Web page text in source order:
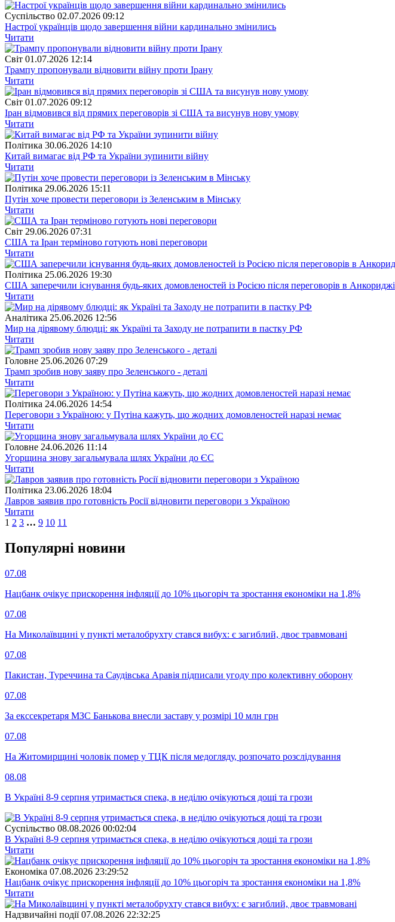
Суспiльство 02.07.2026 09:12
Настрої українців щодо завершення війни кардинально змінились
Читати
Свiт 01.07.2026 12:14
Трампу пропонували відновити війну проти Ірану
Читати
Свiт 01.07.2026 09:12
Іран відмовився від прямих переговорів зі США та висунув нову умову
Читати
Полiтика 30.06.2026 14:10
Китай вимагає від РФ та України зупинити війну
Читати
Полiтика 29.06.2026 15:11
Путін хоче провести переговори із Зеленським в Мінську
Читати
Свiт 29.06.2026 07:31
США та Іран терміново готують нові переговори
Читати
Полiтика 25.06.2026 19:30
США заперечили існування будь-яких домовленостей із Росією після переговорів в Анкориджі
Читати
Аналітика 25.06.2026 12:56
Мир на дірявому блюдці: як Україні та Заходу не потрапити в пастку РФ
Читати
Головне 25.06.2026 07:29
Трамп зробив нову заяву про Зеленського - деталі
Читати
Полiтика 24.06.2026 14:54
Переговори з Україною: у Путіна кажуть, що жодних домовленостей наразі немає
Читати
Головне 24.06.2026 11:14
Угорщина знову загальмувала шлях України до ЄС
Читати
Полiтика 23.06.2026 18:04
Лавров заявив про готовність Росії відновити переговори з Україною
Читати
1 2 3 … 9 10 11
Популярнi новини
07.08
Нацбанк очікує прискорення інфляції до 10% цьогоріч та зростання економіки на 1,8%
07.08
На Миколаївщині у пункті металобрухту стався вибух: є загиблий, двоє травмовані
07.08
Пакистан, Туреччина та Саудівська Аравія підписали угоду про колективну оборону
07.08
За екссекретаря МЗС Банькова внесли заставу у розмірі 10 млн грн
07.08
На Житомирщині чоловік помер у ТЦК після медогляду, розпочато розслідування
08.08
В Україні 8-9 серпня утримається спека, в неділю очікуються дощі та грози
Суспiльство 08.08.2026 00:02:04
В Україні 8-9 серпня утримається спека, в неділю очікуються дощі та грози
Читати
Економіка 07.08.2026 23:29:52
Нацбанк очікує прискорення інфляції до 10% цьогоріч та зростання економіки на 1,8%
Читати
Надзвичайні події 07.08.2026 22:32:25